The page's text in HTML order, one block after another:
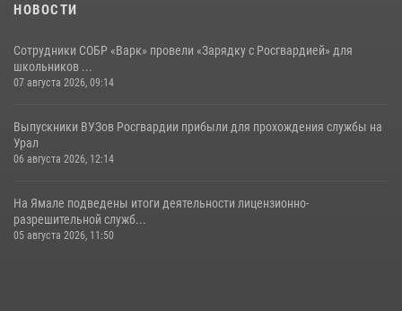
НОВОСТИ
Сотрудники СОБР «Варк» провели «Зарядку с Росгвардией» для
школьников ...
07 августа 2026, 09:14
Выпускники ВУЗов Росгвардии прибыли для прохождения службы на
Урал
06 августа 2026, 12:14
На Ямале подведены итоги деятельности лицензионно-
разрешительной служб...
05 августа 2026, 11:50